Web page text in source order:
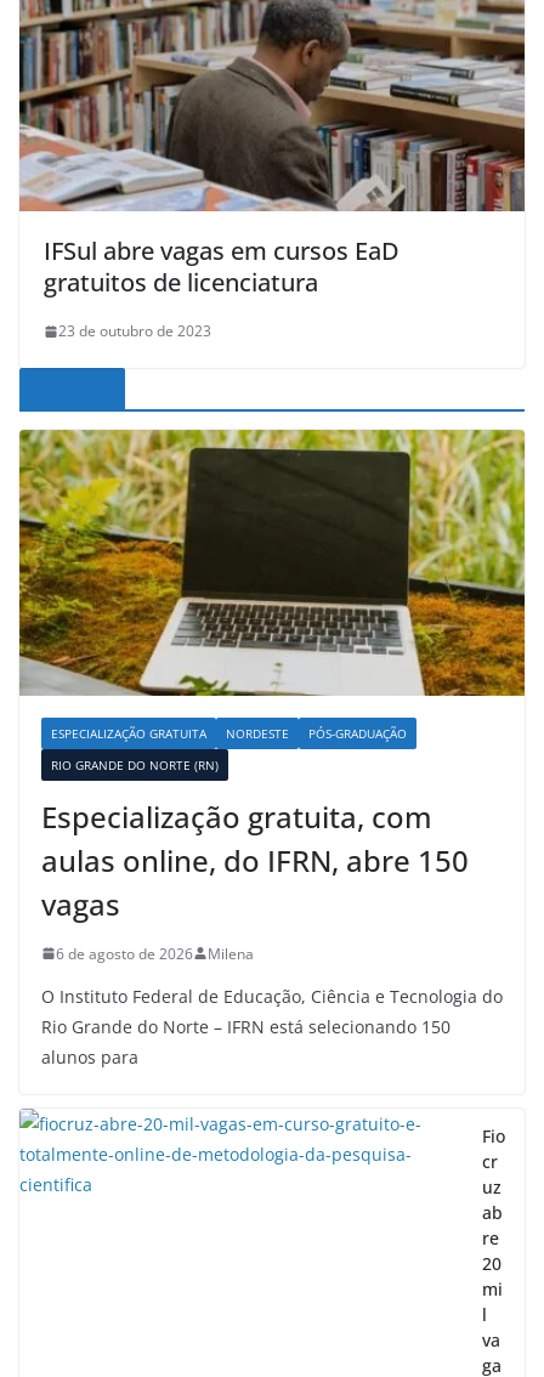
IFSul abre vagas em cursos EaD
gratuitos de licenciatura
23 de outubro de 2023
ESPECIALIZAÇÃO GRATUITA NORDESTE
PÓS-GRADUAÇÃO
RIO GRANDE DO NORTE (RN)
Especialização gratuita, com
aulas online, do IFRN, abre 150
vagas
6 de agosto de 2026 Milena
O Instituto Federal de Educação, Ciência e Tecnologia do
Rio Grande do Norte – IFRN está selecionando 150
alunos para
Fio
cr
uz
ab
re
20
mi
l
va
ga